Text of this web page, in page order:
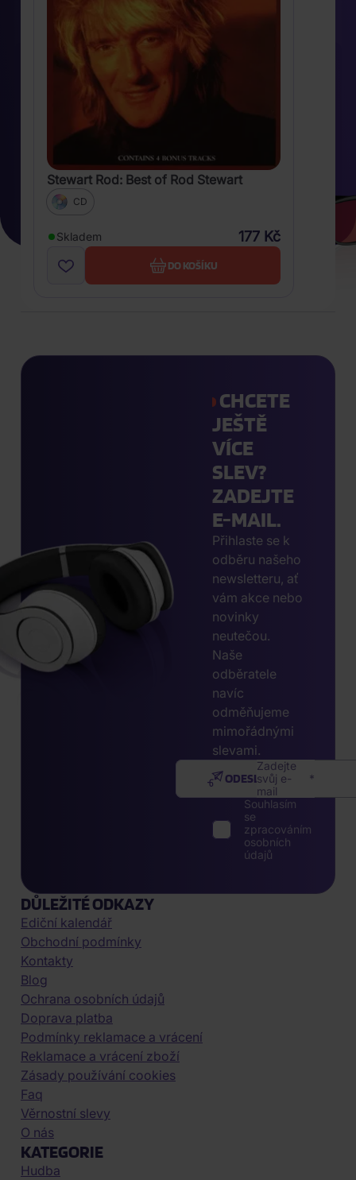
Stewart Rod: Best of Rod Stewart
CD
Skladem 177 Kč
DO KOŠÍKU
CHCETE
JEŠTĚ
VÍCE
SLEV?
ZADEJTE
E-MAIL.
Přihlaste se k
odběru našeho
newsletteru, ať
vám akce nebo
novinky
neutečou.
Naše
odběratele
navíc
odměňujeme
mimořádnými
slevami.
Zadejte
svůj e-
mail
ODESLAT
Souhlasím
se
zpracováním
osobních
údajů
DŮLEŽITÉ ODKAZY
Ediční kalendář
Obchodní podmínky
Kontakty
Blog
Ochrana osobních údajů
Doprava platba
Podmínky reklamace a vrácení
Reklamace a vrácení zboží
Zásady používání cookies
Faq
Věrnostní slevy
O nás
KATEGORIE
Hudba